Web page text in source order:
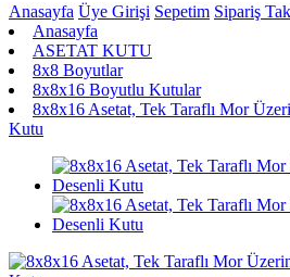
Anasayfa Üye Girişi Sepetim Sipariş
Anasayfa
ASETAT KUTU
8x8 Boyutlar
8x8x16 Boyutlu Kutular
8x8x16 Asetat, Tek Taraflı Mor
Kutu